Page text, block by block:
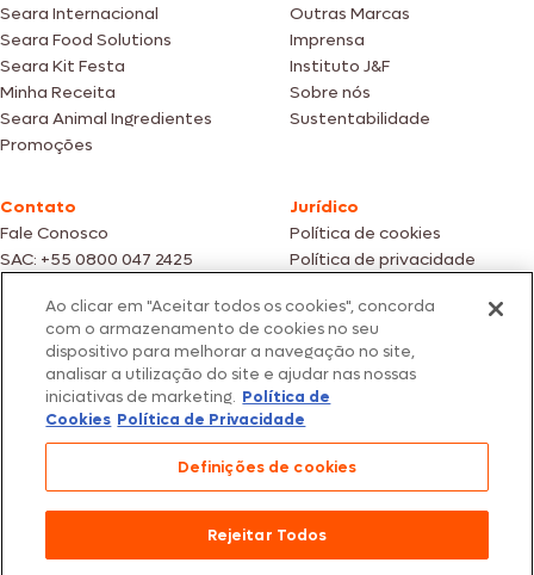
Seara Internacional
Seara Food Solutions
Seara Kit Festa
Minha Receita
Seara Animal Ingredientes
Promoções
Outras Marcas
Imprensa
Instituto J&F
Sobre nós
Sustentabilidade
Contato
Fale Conosco
SAC: +55 0800 047 2425
Jurídico
Política de cookies
Política de privacidade
Fotos meramente ilustrativas | Ofertas válidas enquanto durarem os
estoques dos nossos parceiros | Vendas sujeitas a análise e confirmação
de dados.
Os preços, promoções e condições de pagamento são válidos
exclusivamente para compras efetuadas em nossos parceiros.
Todos os produtos estão sujeitos a disponibilidade de estoque.
São Paulo/SP – CEP 05.118-100
© 2026 Seara. Todos os direitos reservados
Ao clicar em "Aceitar todos os cookies", concorda
com o armazenamento de cookies no seu
dispositivo para melhorar a navegação no site,
analisar a utilização do site e ajudar nas nossas
iniciativas de marketing. Política de
Cookies Política de Privacidade
Definições de cookies
Rejeitar Todos